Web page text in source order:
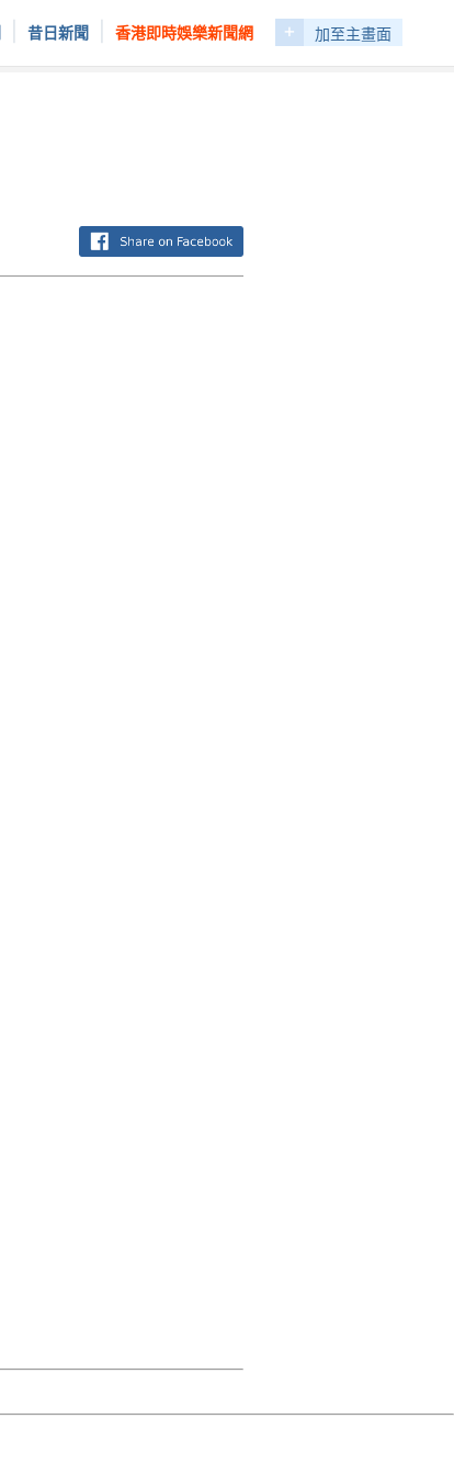
昔日新聞 香港即時娛樂新聞網 + 加至主畫面